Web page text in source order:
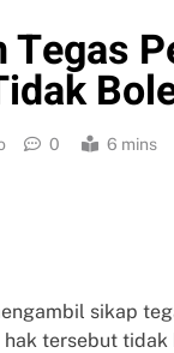
Tegas
0 6 mins
sikap
tersebut